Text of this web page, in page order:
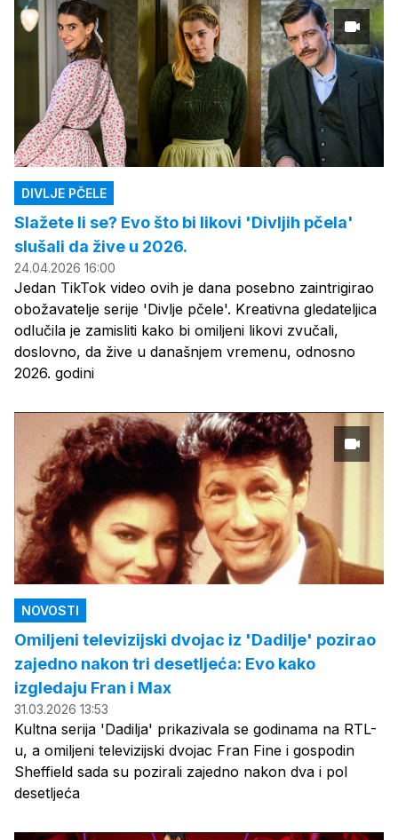
DIVLJE PČELE
Slažete li se? Evo što bi likovi 'Divljih pčela'
slušali da žive u 2026.
24.04.2026 16:00
Jedan TikTok video ovih je dana posebno zaintrigirao
obožavatelje serije 'Divlje pčele'. Kreativna gledateljica
odlučila je zamisliti kako bi omiljeni likovi zvučali,
doslovno, da žive u današnjem vremenu, odnosno
2026. godini
NOVOSTI
Omiljeni televizijski dvojac iz 'Dadilje' pozirao
zajedno nakon tri desetljeća: Evo kako
izgledaju Fran i Max
31.03.2026 13:53
Kultna serija 'Dadilja' prikazivala se godinama na RTL-
u, a omiljeni televizijski dvojac Fran Fine i gospodin
Sheffield sada su pozirali zajedno nakon dva i pol
desetljeća